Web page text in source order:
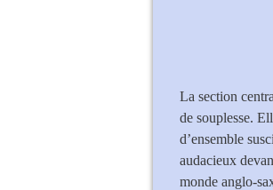
La section
de souplesse.
d’ensemble
audacieux
monde anglo-